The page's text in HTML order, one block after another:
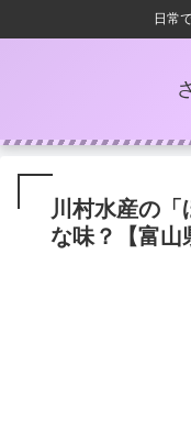
日常
川村水産の
な味？【富山